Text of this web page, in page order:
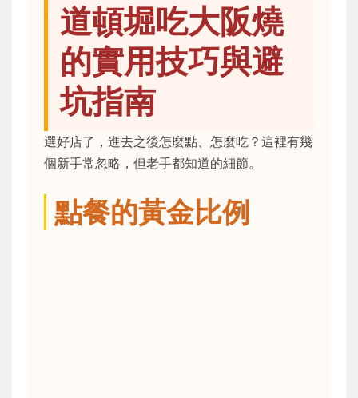
道頓堀吃大阪燒
的實用技巧與避
坑指南
選好店了，進去之後怎麼點、怎麼吃？這裡有幾
個新手常忽略，但老手都知道的細節。
點餐的黃金比例